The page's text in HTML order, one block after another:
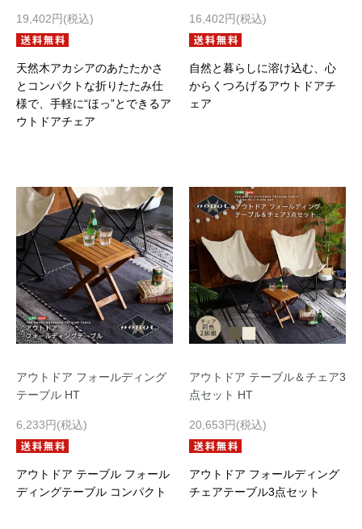
19,402円(税込)
天然木アカシアのあたたかさ
とコンパクトな折りたたみ仕
様で、手軽に“ほっ”とできるア
ウトドアチェア
16,402円(税込)
自然と暮らしに溶け込む、心
からくつろげるアウトドアチ
ェア
アウトドア フォールディング
テーブル HT
6,233円(税込)
アウトドア テーブル フォール
ディングテーブル コンパクト
アウトドア テーブル＆チェア3
点セット HT
20,653円(税込)
アウトドア フォールディング
チェアテーブル3点セット